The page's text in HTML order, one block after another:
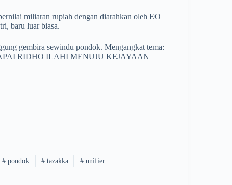
miliaran rupiah dengan diarahkan oleh EO
baru luar biasa.
gembira sewindu pondok. Mengangkat tema:
RIDHO ILAHI MENUJU KEJAYAAN
#pondok #tazakka # unifier